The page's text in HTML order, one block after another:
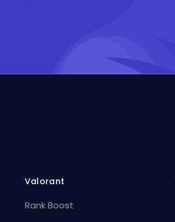
Valorant
Rank Boost